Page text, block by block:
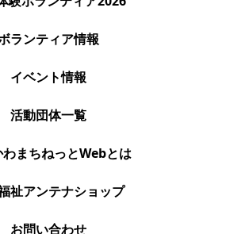
ランティア情報
イベント情報
活動団体一覧
わまちねっとWebとは
祉アンテナショップ
お問い合わせ